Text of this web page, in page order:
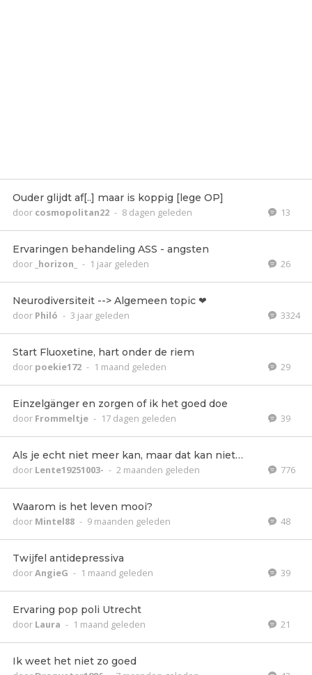
Ouder glijdt af[..] maar is koppig [lege OP]
door cosmopolitan22 - 8 dagen geleden 13
Ervaringen behandeling ASS - angsten
door _horizon_ - 1 jaar geleden 26
Neurodiversiteit --> Algemeen topic ❤
door Philó - 3 jaar geleden 3324
Start Fluoxetine, hart onder de riem
door poekie172 - 1 maand geleden 29
Einzelgänger en zorgen of ik het goed doe
door Frommeltje - 17 dagen geleden 39
Als je echt niet meer kan, maar dat kan niet…
door Lente19251003- - 2 maanden geleden 776
Waarom is het leven mooi?
door Mintel88 - 9 maanden geleden 48
Twijfel antidepressiva
doorAngieG - 1 maand geleden 39
Ervaring pop poli Utrecht
door Laura - 1 maand geleden 21
Ik weet het niet zo goed